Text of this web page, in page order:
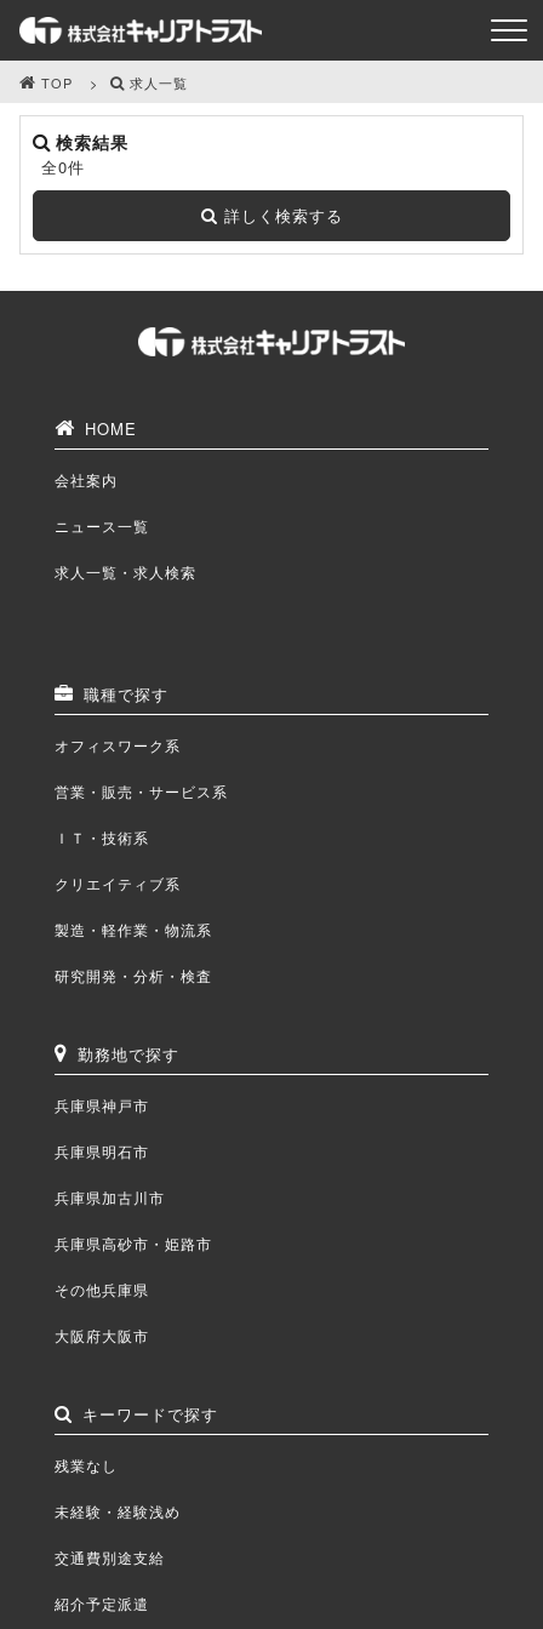
TOP 求人一覧
検索結果
全0件
詳しく検索する
HOME
会社案内
ニュース一覧
求人一覧・求人検索
職種で探す
オフィスワーク系
営業・販売・サービス系
ＩＴ・技術系
クリエイティブ系
製造・軽作業・物流系
研究開発・分析・検査
勤務地で探す
兵庫県神戸市
兵庫県明石市
兵庫県加古川市
兵庫県高砂市・姫路市
その他兵庫県
大阪府大阪市
キーワードで探す
残業なし
未経験・経験浅め
交通費別途支給
紹介予定派遣